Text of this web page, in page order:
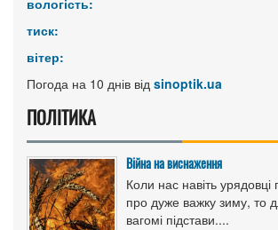
вологість:
тиск:
вітер:
Погода на 10 днів від sinoptik.ua
ПОЛІТИКА
Війна на виснаження
Коли нас навіть
про дуже важку зиму, то
вагомі підстави....